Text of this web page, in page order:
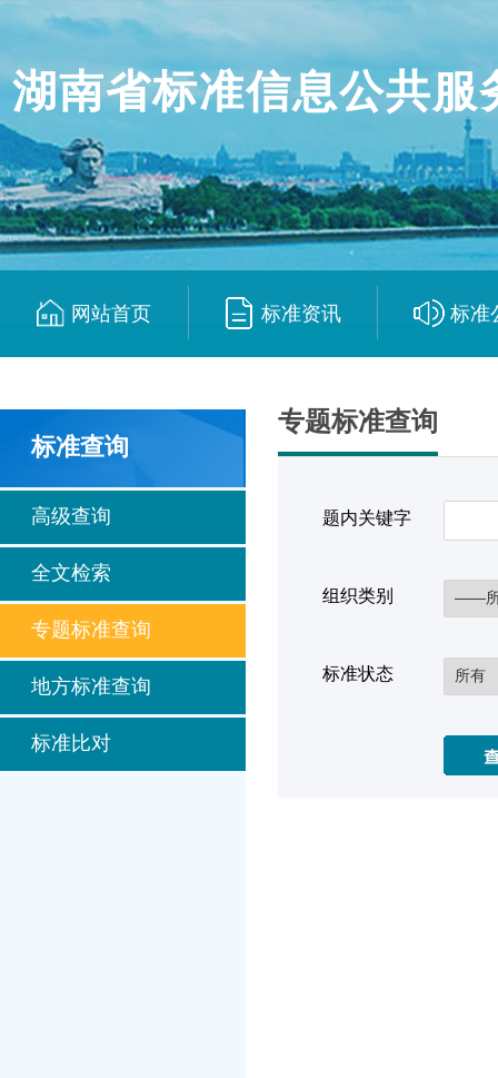
湖南省标准信息公共服
网站首页 标准资讯 标准
标准查询
高级查询
全文检索
专题标准查询
地方标准查询
标准比对
专题标准查询
题内关键字
组织类别
标准状态